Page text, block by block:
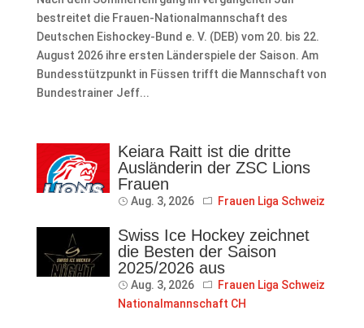
bestreitet die Frauen-Nationalmannschaft des
Deutschen Eishockey-Bund e. V. (DEB) vom 20. bis 22.
August 2026 ihre ersten Länderspiele der Saison. Am
Bundesstützpunkt in Füssen trifft die Mannschaft von
Bundestrainer Jeff...
Keiara Raitt ist die dritte
Ausländerin der ZSC Lions
Frauen
Aug. 3, 2026 Frauen Liga Schweiz
Swiss Ice Hockey zeichnet
die Besten der Saison
2025/2026 aus
Aug. 3, 2026
Frauen Liga Schweiz
Nationalmannschaft CH